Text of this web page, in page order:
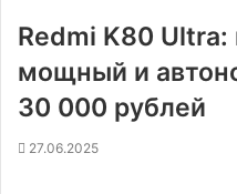
Redmi K80 Ultra:
мощный и
30 000 рублей
27.06.2025